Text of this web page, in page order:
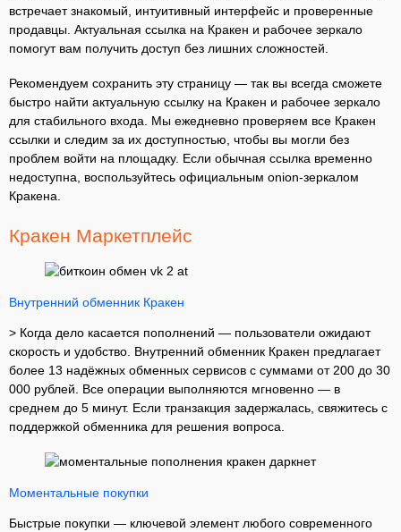
встречает знакомый, интуитивный интерфейс и проверенные
продавцы. Актуальная ссылка на Кракен и рабочее зеркало
помогут вам получить доступ без лишних сложностей.
Рекомендуем сохранить эту страницу — так вы всегда сможете
быстро найти актуальную ссылку на Кракен и рабочее зеркало
для стабильного входа. Мы ежедневно проверяем все Кракен
ссылки и следим за их доступностью, чтобы вы могли без
проблем войти на площадку. Если обычная ссылка временно
недоступна, воспользуйтесь официальным onion-зеркалом
Кракена.
Кракен Маркетплейс
Внутренний обменник Кракен
> Когда дело касается пополнений — пользователи ожидают
скорость и удобство. Внутренний обменник Кракен предлагает
более 13 надёжных обменных сервисов с суммами от 200 до 30
000 рублей. Все операции выполняются мгновенно — в
среднем до 5 минут. Если транзакция задержалась, свяжитесь с
поддержкой обменника для решения вопроса.
Моментальные покупки
Быстрые покупки — ключевой элемент любого современного